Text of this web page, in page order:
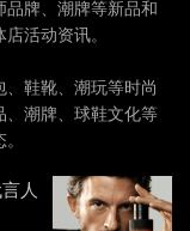
牌、潮牌等新品和
活动资讯。
鞋靴、潮玩等时尚
潮牌、球鞋文化等
人